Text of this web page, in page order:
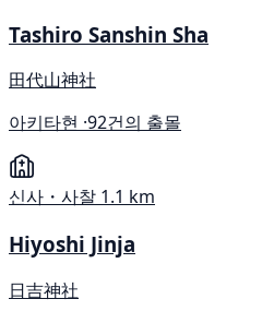
Tashiro Sanshin Sha
田代山神社
아키타현 ·92건의 출몰
신사・사찰 1.1 km
Hiyoshi Jinja
日吉神社